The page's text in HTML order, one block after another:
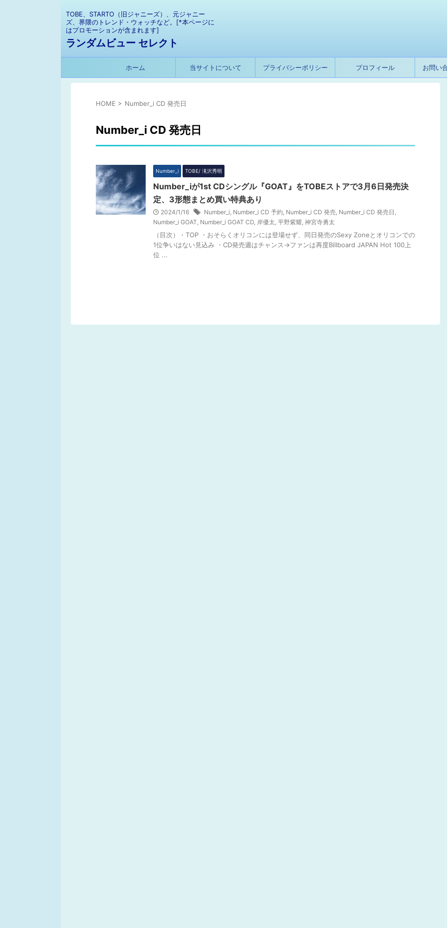
TOBE、STARTO（旧ジャニーズ）、元ジャニー
ズ、界隈のトレンド・ウォッチなど。[*本ページに
はプロモーションが含まれます]
ランダムビュー セレクト
ホーム 当サイトについて プライバシーポリシー プロフィール お問い
HOME > Number_i CD 発売日
Number_i CD 発売日
Number_i TOBE/ 滝沢秀明
Number_iが1st CDシングル『GOAT』をTOBEストアで3月6日発売決
定、3形態まとめ買い特典あり
2024/1/16 Number_i, Number_i CD 予約, Number_i CD 発売, Number_i CD 発売日 ,
Number_i GOAT, Number_i GOAT CD, 岸優太, 平野紫耀, 神宮寺勇太
（目次）・TOP ・おそらくオリコンには登場せず、同日発売のSexy Zoneとオリコンでの
1位争いはない見込み ・CD発売週はチャンス→ファンは再度Billboard JAPAN Hot 100上
位 ...